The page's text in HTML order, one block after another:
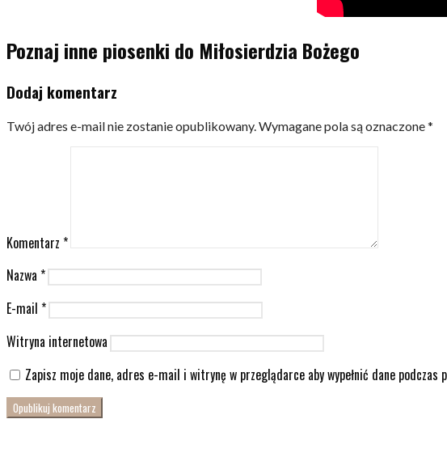
Poznaj inne piosenki do Miłosierdzia Bożego
Dodaj komentarz
Twój adres e-mail nie zostanie opublikowany. Wymagane pola są oznaczone*
Komentarz *
Nazwa *
E-mail *
Witryna internetowa
Zapisz moje dane, adres e-mail i witrynę w przeglądarce aby wypełnić dane podczas